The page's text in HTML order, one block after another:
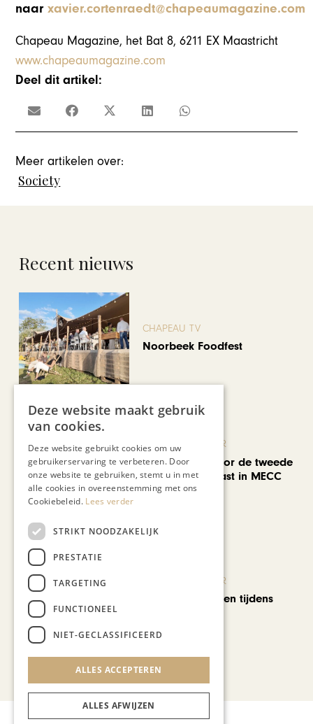
naarxavier.cortenraedt@chapeaumagazine.com
Chapeau Magazine, het Bat 8, 6211 EX Maastricht
www.chapeaumagazine.com
Deel dit artikel:
Meer artikelen over:
Society
Recent nieuws
CHAPEAU TV
Noorbeek Foodfest
KUNST & CULTUUR
EuropArtFair voor de tweede
keer op rij te gast in MECC
Maastricht
KUNST & CULTUUR
Wereldse beelden tijdens
Bekijk alle artikelen
Deze website maakt gebruik
van cookies.
Deze website gebruikt cookies om uw
gebruikerservaring te verbeteren. Door
onze website te gebruiken, stemt u in met
alle cookies in overeenstemming met ons
Cookiebeleid. Lees verder
STRIKT NOODZAKELIJK
PRESTATIE
TARGETING
FUNCTIONEEL
NIET-GECLASSIFICEERD
ALLES ACCEPTEREN
ALLES AFWIJZEN